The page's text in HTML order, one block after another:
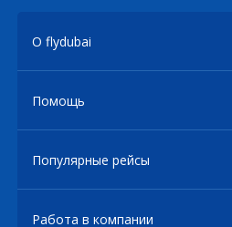
О flydubai
Помощь
Популярные рейсы
Работа в компании